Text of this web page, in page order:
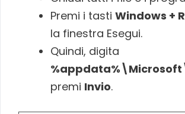
Premi i tasti Windows + R
la finestra Esegui.
Quindi, digita
premi Invio.